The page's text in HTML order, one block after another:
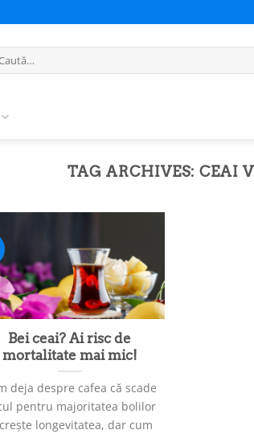
TAG ARCHIVES:CEAI
Bei ceai? Ai risc de
mortalitate mai mic!
deja despre cafea că scade
pentru majoritatea bolilor
longevitatea, dar cum